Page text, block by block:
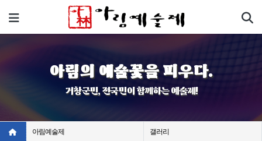
메뉴
아림의 예술꽃을 피우다.
거창군민, 전국민이 함께하는 예술제!
아림예술제 갤러리